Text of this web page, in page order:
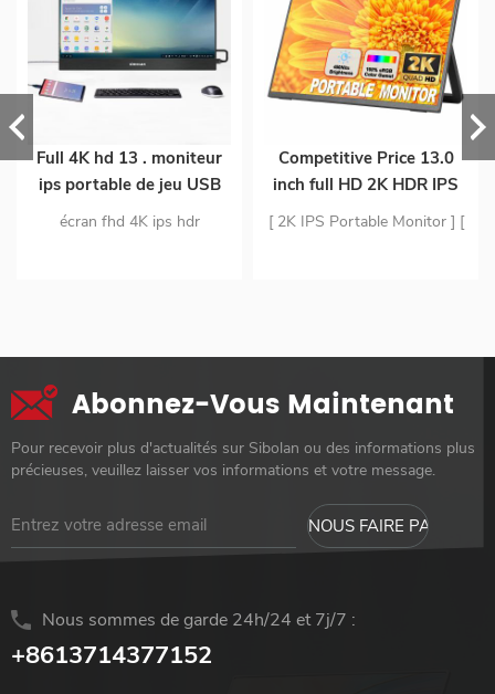
Full 4K hd 13 . moniteur
ips portable de jeu USB
type-c de 3 pouces pour
ordinateur portable de
écran fhd 4K ips hdr
portable ne pèse que 1.63 lb
Competitive Price 13.0
inch full HD 2K HDR IPS
Panel Slim Build-in
Speaker Portable Gaming
[ 2K IPS Portable Monitor ] [
Abonnez-Vous Maintenant
Pour recevoir plus d'actualités sur Sibolan ou des informations plus
précieuses, veuillez laisser vos informations et votre message.
Nous sommes de garde 24h/24 et 7j/7 :
+8613714377152